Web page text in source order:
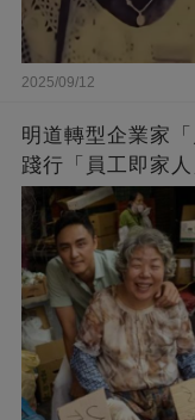
2025/09/12
明道轉型企業家
踐行「員工即家
闆的福報